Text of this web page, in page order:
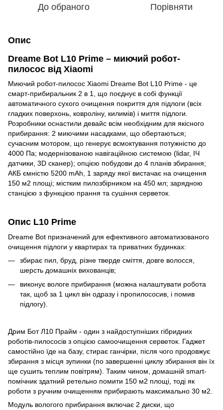
До обраного Порівняти
Опис
Dreame Bot L10 Prime – миючий робот-
пилосос від Xiaomi
Миючий робот-пилосос Xiaomi Dreame Bot L10 Prime - це
смарт-прибиральник 2 в 1, що поєднує в собі функції
автоматичного сухого очищення покриття для підлоги (всіх
гладких поверхонь, ковроліну, килимів) і миття підлоги.
Розробники оснастили девайс всім необхідним для якісного
прибирання: 2 миючими насадками, що обертаються;
сучасним мотором, що генерує всмоктування потужністю до
4000 Па; модернізованою навігаційною системою (lidar, ІЧ
датчики, 3D сканер); опцією побудови до 4 планів збирання;
АКБ ємністю 5200 mAh, 1 заряду якої вистачає на очищення
150 м2 площі; містким пилозбірником на 450 мл; зарядною
станцією з функцією прання та сушіння серветок.
Опис L10 Prime
Dreame Bot призначений для ефективного автоматизованого
очищення підлоги у квартирах та приватних будинках:
збирає пил, бруд, різне тверде сміття, довге волосся,
шерсть домашніх вихованців;
виконує вологе прибирання (можна налаштувати робота
так, щоб за 1 цикл він одразу і пропилососив, і помив
підлогу).
Дрим Бот Л10 Прайм - один з найдоступніших гібридних
роботів-пилососів з опцією самоочищення серветок. Гаджет
самостійно їде на базу, стирає ганчірки, після чого продовжує
збирання з місця зупинки (по завершенні циклу збирання він їх
ще сушить теплим повітрям). Таким чином, домашній smart-
помічник здатний ретельно помити 150 м2 площі, тоді як
роботи з ручним очищенням прибирають максимально 30 м2.
Модуль вологого прибирання включає 2 диски, що